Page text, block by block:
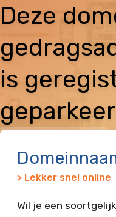
Deze
is
> Lekker snel online
Wil je een